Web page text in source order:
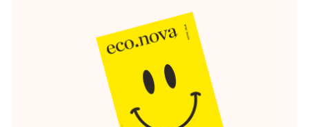
Stadtplanung ist kein Malen nach Zahlen.